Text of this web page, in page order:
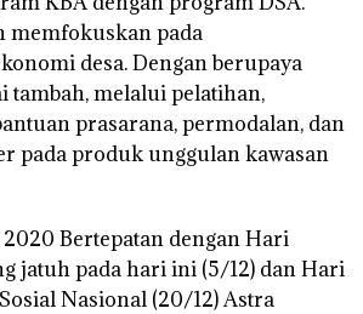
memfokuskan pada
desa. Dengan berupaya
tambah, melalui pelatihan,
prasarana, permodalan, dan
pada produk unggulan kawasan
Bertepatan dengan Hari
jatuh pada hari ini (5/12) dan Hari
Nasional (20/12) Astra